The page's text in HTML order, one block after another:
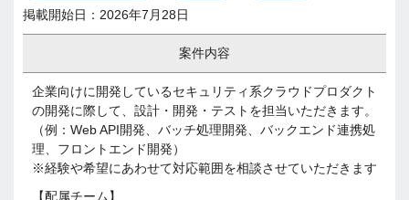
掲載開始日：2026年7月28日
案件内容
企業向けに開発しているセキュリティ系クラウドプロダクト
の開発に際して、設計・開発・テストを担当いただきます。
（例：Web API開発、バッチ処理開発、バックエンド連携処
理、フロントエンド開発）
※経験や希望にあわせて対応範囲を相談させていただきます
【配属チーム】